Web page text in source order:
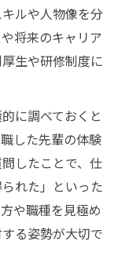
ルや人物像を分
将来のキャリア
生や研修制度に
に調べておくと
した先輩の体験
したことで、仕
れた」といった
や職種を見極め
る姿勢が大切で